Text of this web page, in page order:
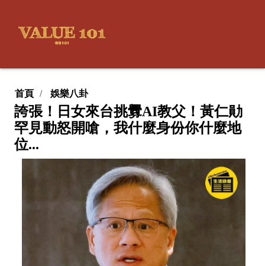
首頁 娛樂八卦
誇張！日女來台挑釁AI教父！黃仁勛
罕見動怒開嗆，我什麼身份你什麼地
位...